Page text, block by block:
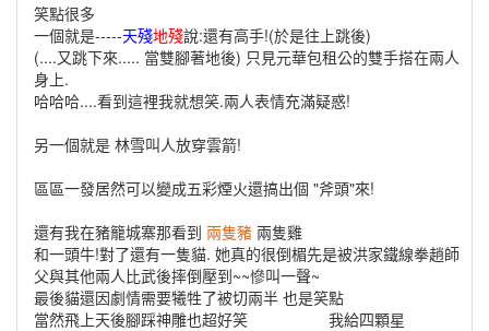
笑點很多
一個就是-----天殘地殘說:還有高手!(於是往上跳後)
(....又跳下來..... 當雙腳著地後) 只見元華包租公的雙手搭在兩人
身上.
哈哈哈....看到這裡我就想笑.兩人表情充滿疑惑!
另一個就是 林雪叫人放穿雲箭!
區區一發居然可以變成五彩煙火還搞出個 "斧頭"來!
還有我在豬籠城寨那看到 兩隻豬 兩隻雞
和一頭牛!對了還有一隻貓. 她真的很倒楣先是被洪家鐵線拳趙師
父與其他兩人比武後摔倒壓到~~慘叫一聲~
最後貓還因劇情需要犧牲了被切兩半 也是笑點
當然飛上天後腳踩神雕也超好笑
我給四顆星